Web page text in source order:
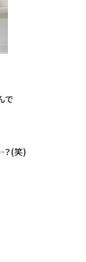
で
？(笑)